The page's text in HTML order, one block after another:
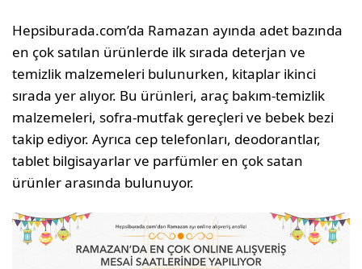
Hepsiburada.com’da Ramazan ayında adet bazında
en çok satılan ürünlerde ilk sırada deterjan ve
temizlik malzemeleri bulunurken, kitaplar ikinci
sırada yer alıyor. Bu ürünleri, araç bakım-temizlik
malzemeleri, sofra-mutfak gereçleri ve bebek bezi
takip ediyor. Ayrıca cep telefonları, deodorantlar,
tablet bilgisayarlar ve parfümler en çok satan
ürünler arasında bulunuyor.